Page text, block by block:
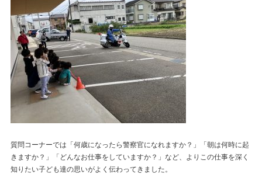
質問コーナーでは「何歳になったら警察官になれますか？」「朝は何時に起
きますか？」「どんなお仕事をしていますか？」など、よりこの仕事を深く
知りたい子ども達の思いがよく伝わってきました。